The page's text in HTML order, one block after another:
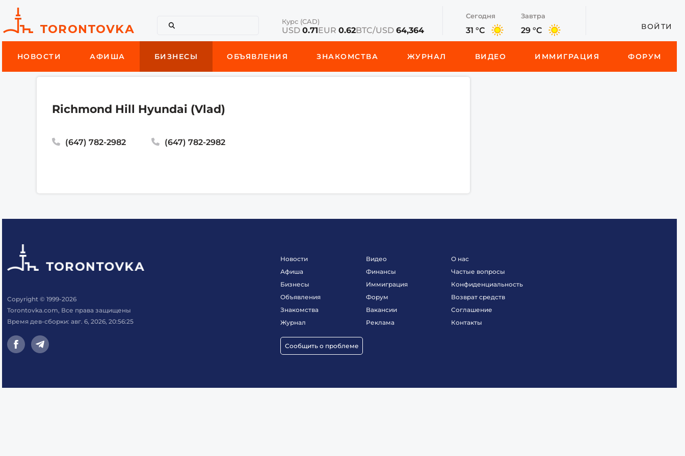
Курс (CAD)
USD 0.71EUR 0.62BTC/USD 64,364
Сегодня
31 °C
Завтра
29 °C ВОЙТИ
НОВОСТИ АФИША БИЗНЕСЫ ОБЪЯВЛЕНИЯ ЗНАКОМСТВА ЖУРНАЛ ВИДЕО ИММИГРАЦИЯ ФОРУМ
Richmond Hill Hyundai (Vlad)
(647) 782-2982 (647) 782-2982
Copyright © 1999-2026
Torontovka.com, Все права защищены
Время дев-сборки: авг. 6, 2026, 20:56:25
Новости
Афиша
Бизнесы
Объявления
Знакомства
Журнал
Сообщить о проблеме
Видео
Финансы
Иммиграция
Форум
Вакансии
Реклама
О нас
Частые вопросы
Конфиденциальность
Возврат средств
Соглашение
Контакты